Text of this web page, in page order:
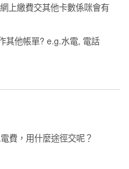
上繳費交其他卡數係咪會有
其他帳單? e.g.水電, 電話
費，用什麼途徑交呢？